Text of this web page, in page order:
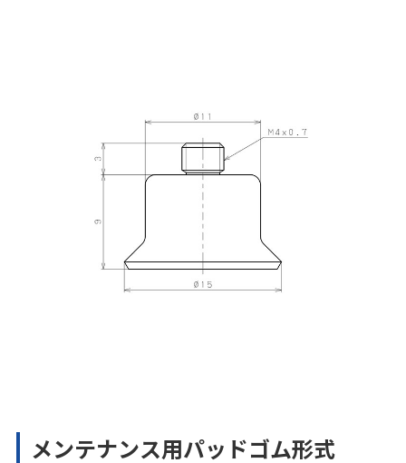
メンテナンス用パッドゴム形式